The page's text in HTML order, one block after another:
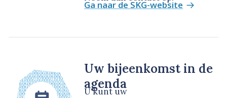
Ga naar de SKG-website
Uw bijeenkomst in de
agenda
U kunt uw